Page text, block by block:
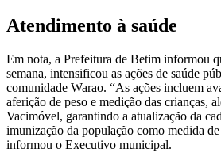
Atendimento à saúde
Em nota, a Prefeitura de Betim informou
semana, intensificou as ações de saúde
comunidade Warao. “As ações incluem
aferição de peso e medição das crianças,
Vacimóvel, garantindo a atualização da
imunização da população como medida
informou o Executivo municipal.